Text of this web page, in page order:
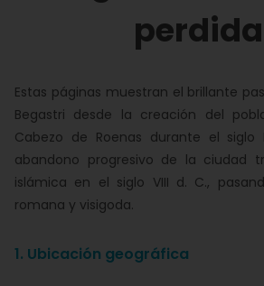
perdida
Estas páginas muestran el brillante
Begastri desde la creación del
Cabezo de Roenas durante el siglo
abandono progresivo de la ciudad
islámica en el siglo VIII d. C.,
romana y visigoda.
1. Ubicación geográfica